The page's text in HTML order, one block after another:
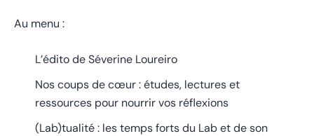
Au menu :
L’édito de Séverine Loureiro
Nos coups de cœur : études, lectures et
ressources pour nourrir vos réflexions
(Lab)tualité : les temps forts du Lab et de son